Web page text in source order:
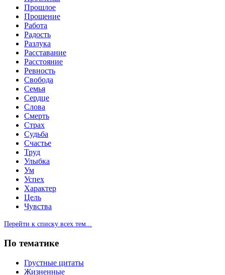
Прошлое
Прощение
Работа
Радость
Разлука
Расставание
Расстояние
Ревность
Свобода
Семья
Сердце
Слова
Смерть
Страх
Судьба
Счастье
Труд
Улыбка
Ум
Успех
Характер
Цель
Чувства
Перейти к списку всех тем...
По тематике
Грустные цитаты
Жизненные